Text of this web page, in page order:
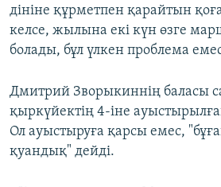
дініне құрметпен қарайтын
келсе, жылына екі күн өзге
болады, бұл үлкен проблема
Дмитрий Зворыкиннің баласы
қыркүйектің 4-іне
Ол ауыстыруға қарсы емес,
қуандық" дейді.